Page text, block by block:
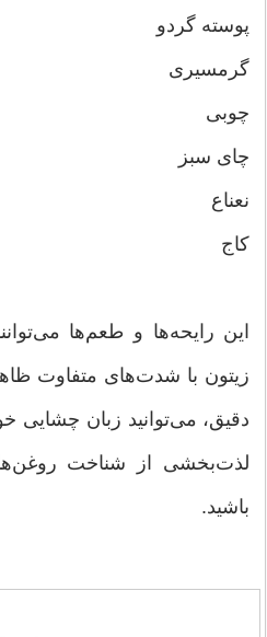
پوسته گردو
گرمسیری
چوبی
چای سبز
نعناع
کاج
این رایحه‌ها و طعم‌ها
زیتون با شدت‌های متفاوت
دقیق، می‌توانید زبان چشایی
لذت‌بخشی از شناخت
باشید.